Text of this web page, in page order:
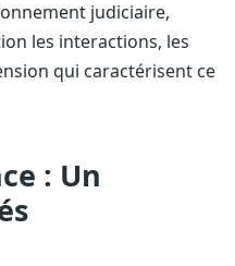
judiciaire,
les interactions, les
qui caractérisent ce
: Un